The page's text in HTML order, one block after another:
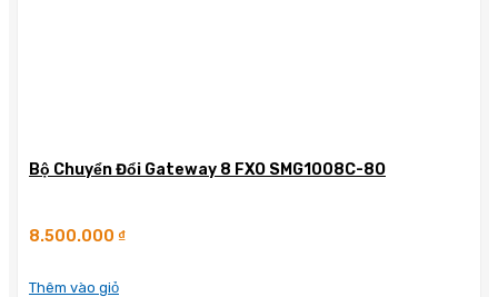
Bộ Chuyển Đổi Gateway 8 FXO SMG1008C-8O
8.500.000 ₫
Thêm vào giỏ